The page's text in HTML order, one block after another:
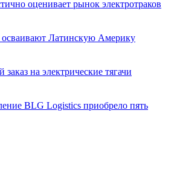
оценивает рынок электротраков
осваивают Латинскую Америку
на электрические тягачи
BLG Logistics приобрело пять